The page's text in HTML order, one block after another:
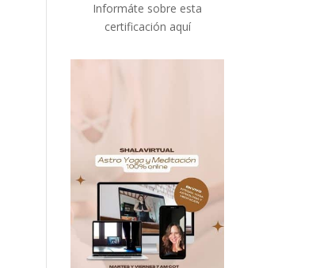
Informáte sobre esta
certificación aquí